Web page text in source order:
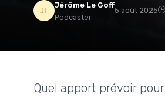
Jérôme Le Goff
Podcaster
5 août 2025
Quel apport prévoir